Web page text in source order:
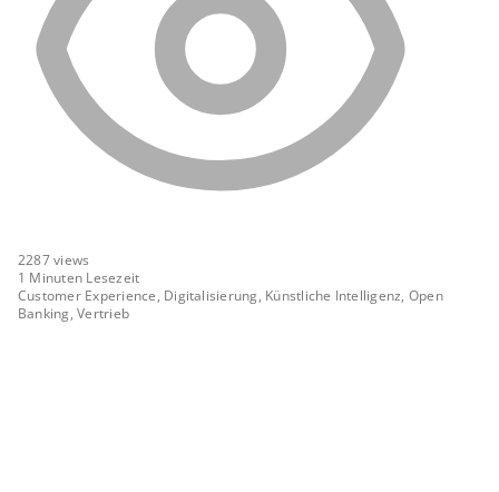
2287views
1 Minuten Lesezeit
Customer Experience, Digitalisierung, Künstliche Intelligenz, Open
Banking, Vertrieb